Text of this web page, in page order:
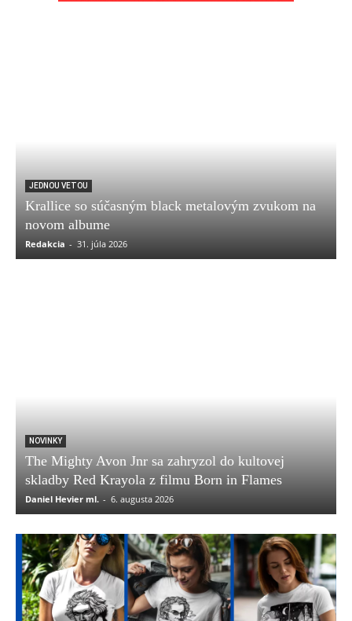
JEDNOU VETOU
Krallice so súčasným black metalovým zvukom na
novom albume
Redakcia - 31. júla 2026
NOVINKY
The Mighty Avon Jnr sa zahryzol do kultovej
skladby Red Krayola z filmu Born in Flames
Daniel Hevier ml. - 6. augusta 2026